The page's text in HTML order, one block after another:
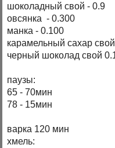
шоколадный свой - 0.9
овсянка - 0.300
манка - 0.100
карамельный сахар
черный шоколад свой
паузы:
65 - 70мин
78 - 15мин
варка 120 мин
хмель: